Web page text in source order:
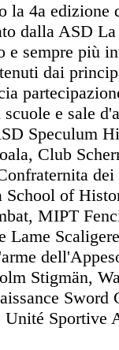
la 4a
dalla ASD
sempre più
dai
e sale
Speculum
Club
School of
MIPT
Stigmän,
Sportive